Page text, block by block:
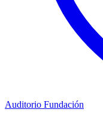
Auditorio Fundación